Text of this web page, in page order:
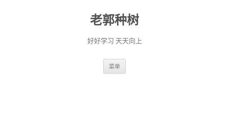
老郭种树
好好学习 天天向上
菜单